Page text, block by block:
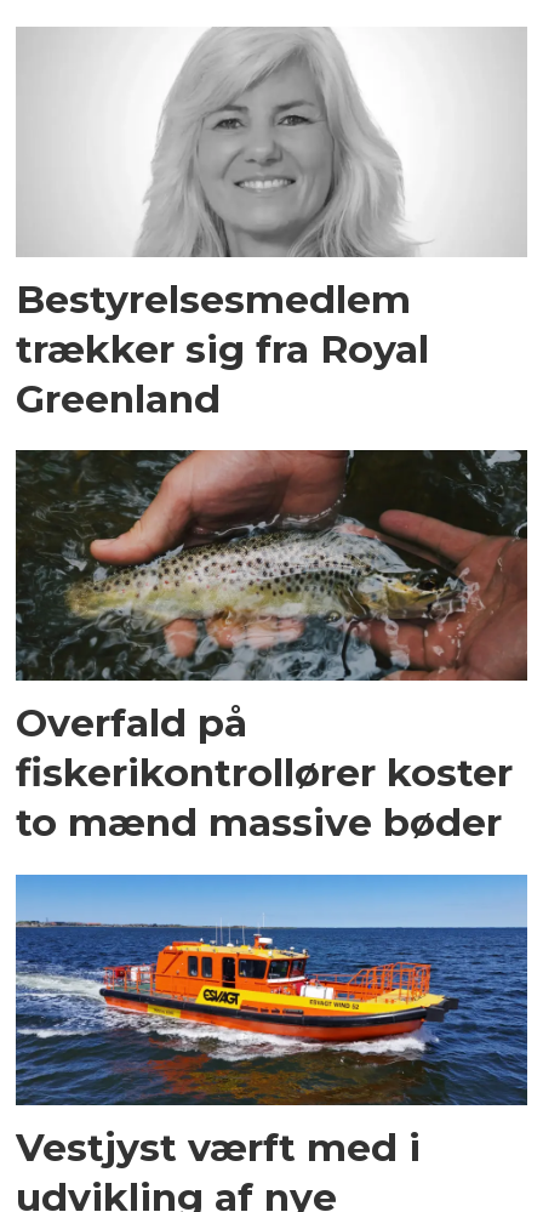
Bestyrelsesmedlem
trækker sig fra Royal
Greenland
Overfald på
fiskerikontrollører koster
to mænd massive bøder
Vestjyst værft med i
udvikling af nye